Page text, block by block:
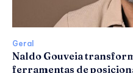
Geral
Naldo Gouveia
ferramentas de